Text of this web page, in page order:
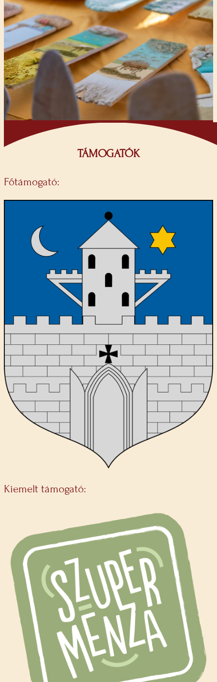
TÁMOGATÓK
Főtámogató:
Kiemelt támogató: